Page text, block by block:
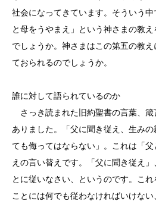
社会になってきています。そういう
と母をうやまえ」という神さまの教
でしょうか。神さまはこの第五の教
ておられるのでしょうか。
誰に対して語られているのか
さっき読まれた旧約聖書の言葉、箴
ありました。「父に聞き従え、生み
ても侮ってはならない」。これは「
えの言い替えです。「父に聞き従え
とに従いなさい、というのです。こ
ことには何でも従わなければいけな